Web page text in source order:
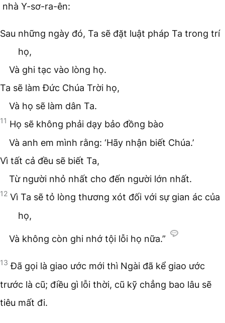
nhà Y-sơ-ra-ên:
Sau những ngày đó, Ta sẽ đặt luật pháp Ta trong trí
họ,
Và ghi tạc vào lòng họ.
Ta sẽ làm Đức Chúa Trời họ,
Và họ sẽ làm dân Ta.
11 Họ sẽ không phải dạy bảo đồng bào
Và anh em mình rằng: ‘Hãy nhận biết Chúa.’
Vì tất cả đều sẽ biết Ta,
Từ người nhỏ nhất cho đến người lớn nhất.
12 Vì Ta sẽ tỏ lòng thương xót đối với sự gian ác của
họ,
Và không còn ghi nhớ tội lỗi họ nữa.”
13 Đã gọi là giao ước mới thì Ngài đã kể giao ước
trước là cũ; điều gì lỗi thời, cũ kỹ chẳng bao lâu sẽ
tiêu mất đi.